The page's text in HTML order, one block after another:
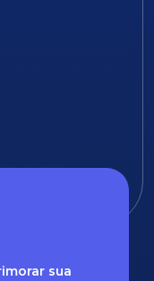
sua